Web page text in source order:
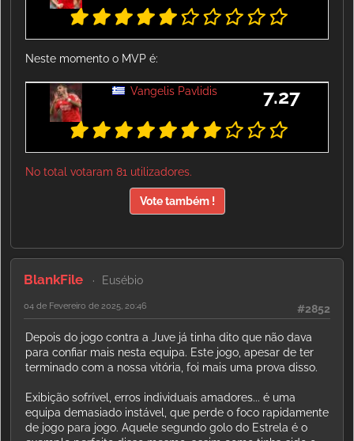
Neste momento o MVP é:
Vangelis Pavlidis 7.27
No total votaram 81 utilizadores.
Vote também !
BlankFile Eusébio
#2852
04 de Fevereiro de 2025, 20:46
Depois do jogo contra a Juve já tinha dito que não dava
para confiar mais nesta equipa. Este jogo, apesar de ter
terminado com a nossa vitória, foi mais uma prova disso.
Exibição sofrível, erros individuais amadores... é uma
equipa demasiado instável, que perde o foco rapidamente
de jogo para jogo. Aquele segundo golo do Estrela é o